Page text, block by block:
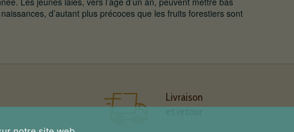
d’autant plus précoces que les fruits forestiers sont
Livraison